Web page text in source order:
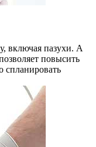
включая пазухи. А
повысить
спланировать